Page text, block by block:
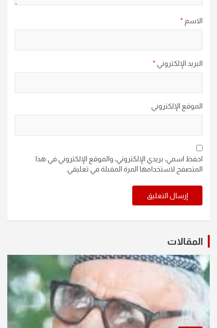
الاسم *
البريد الإلكتروني *
الموقع الإلكتروني
احفظ اسمي، بريدي الإلكتروني، والموقع الإلكتروني في هذا
المتصفح لاستخدامها المرة المقبلة في تعليقي.
المقالات